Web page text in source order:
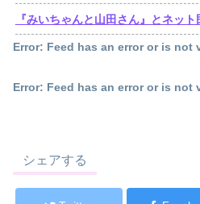
『みいちゃんと山田さん』とネッ
Error: Feed has an error or is not
Error: Feed has an error or is not
シェアする